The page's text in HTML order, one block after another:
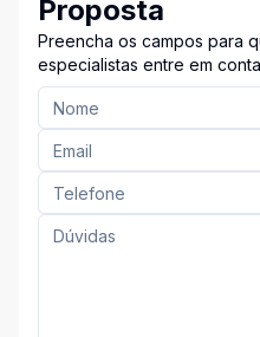
Proposta
Preencha os campos para
especialistas entre em